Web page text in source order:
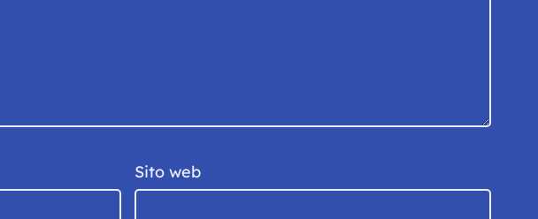
Sito web